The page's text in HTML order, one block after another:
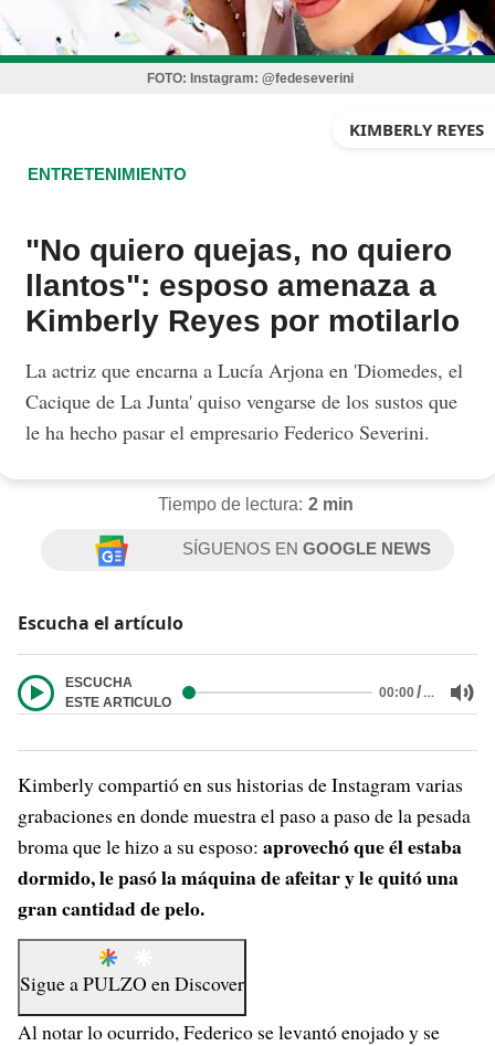
FOTO: Instagram: @fedeseverini
KIMBERLY REYES
ENTRETENIMIENTO
"No quiero quejas, no quiero
llantos": esposo amenaza a
Kimberly Reyes por motilarlo
La actriz que encarna a Lucía Arjona en 'Diomedes, el
Cacique de La Junta' quiso vengarse de los sustos que
le ha hecho pasar el empresario Federico Severini.
Tiempo de lectura: 2 min
SÍGUENOS ENGOOGLE NEWS
Escucha el artículo
ESCUCHA
ESTE ARTICULO
00:00/…
Kimberly compartió en sus historias de Instagram varias
grabaciones en donde muestra el paso a paso de la pesada
broma que le hizo a su esposo: aprovechó que él estaba
dormido, le pasó la máquina de afeitar y le quitó una
gran cantidad de pelo.
Sigue aPULZO enDiscover
Al notar lo ocurrido, Federico se levantó enojado y se